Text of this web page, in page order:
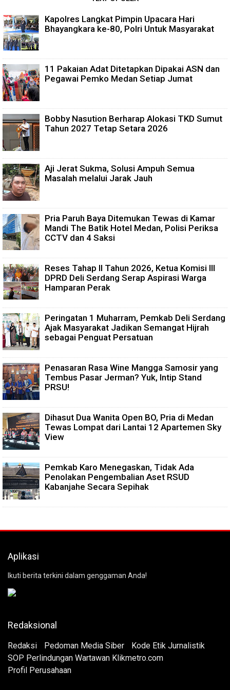
Kapolres Langkat Pimpin Upacara Hari
Bhayangkara ke-80, Polri Untuk Masyarakat
11 Pakaian Adat Ditetapkan Dipakai ASN dan
Pegawai Pemko Medan Setiap Jumat
Bobby Nasution Berharap Alokasi TKD Sumut
Tahun 2027 Tetap Setara 2026
Aji Jerat Sukma, Solusi Ampuh Semua
Masalah melalui Jarak Jauh
Pria Paruh Baya Ditemukan Tewas di Kamar
Mandi The Batik Hotel Medan, Polisi Periksa
CCTV dan 4 Saksi
Reses Tahap II Tahun 2026, Ketua Komisi III
DPRD Deli Serdang Serap Aspirasi Warga
Hamparan Perak
Peringatan 1 Muharram, Pemkab Deli Serdang
Ajak Masyarakat Jadikan Semangat Hijrah
sebagai Penguat Persatuan
Penasaran Rasa Wine Mangga Samosir yang
Tembus Pasar Jerman? Yuk, Intip Stand
PRSU!
Dihasut Dua Wanita Open BO, Pria di Medan
Tewas Lompat dari Lantai 12 Apartemen Sky
View
Pemkab Karo Menegaskan, Tidak Ada
Penolakan Pengembalian Aset RSUD
Kabanjahe Secara Sepihak
Aplikasi
Ikuti berita terkini dalam genggaman Anda!
Redaksional
Redaksi Pedoman Media Siber
Kode Etik Jurnalistik
SOP Perlindungan Wartawan Klikmetro.com
Profil Perusahaan